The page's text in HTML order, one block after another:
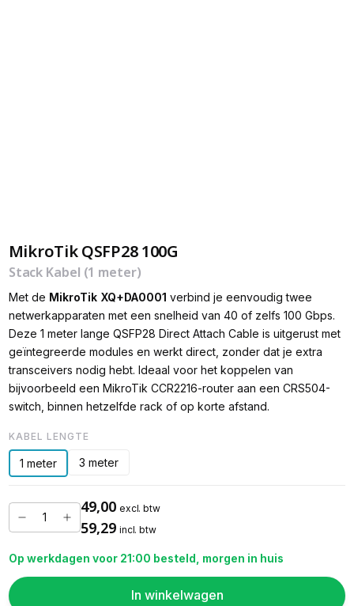
MikroTik QSFP28 100G
Stack Kabel (1 meter)
Met de MikroTik XQ+DA0001 verbind je eenvoudig twee
netwerkapparaten met een snelheid van 40 of zelfs 100 Gbps.
Deze 1 meter lange QSFP28 Direct Attach Cable is uitgerust met
geïntegreerde modules en werkt direct, zonder dat je extra
transceivers nodig hebt. Ideaal voor het koppelen van
bijvoorbeeld een MikroTik CCR2216-router aan een CRS504-
switch, binnen hetzelfde rack of op korte afstand.
KABEL LENGTE
1 meter 3 meter
49,00 excl. btw
59,29 incl. btw
Op werkdagen voor 21:00 besteld, morgen in huis
In winkelwagen